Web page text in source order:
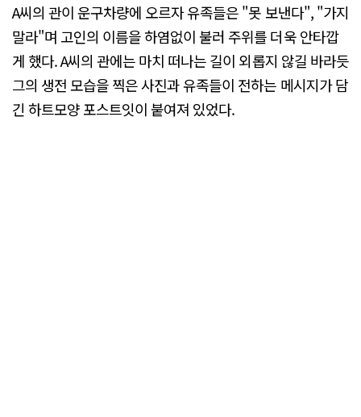
A씨의 관이 운구차량에 오르자 유족들은 "못 보낸다", "가지
말라"며 고인의 이름을 하염없이 불러 주위를 더욱 안타깝
게 했다. A씨의 관에는 마치 떠나는 길이 외롭지 않길 바라듯
그의 생전 모습을 찍은 사진과 유족들이 전하는 메시지가 담
긴 하트모양 포스트잇이 붙여져 있었다.